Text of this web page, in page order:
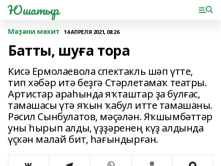
Юшатыр
Мәҙәни мөхит 14 АПРЕЛЯ 2021, 08:26
Батты, шуға тора
Кисә Ермолаевола спектакль шәп үтте,
тип хәбәр итә беҙгә Стәрлетамаҡ театры.
Артистар араһында яҡташтар ҙа булғас,
тамашасы үтә яҡын ҡабул итте тамашаны.
Рәсил Сынбулатов, мәҫәлән. Яҡшымбәттәр
уны һырып алды, үҙҙәренең күҙ алдында
үҫкән малай бит, һағындырған.